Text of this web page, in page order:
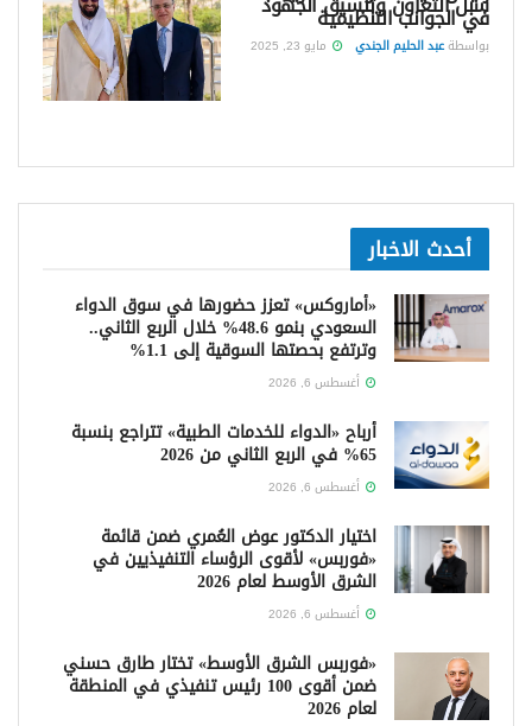
في الجوانب التنظيمية
بواسطةعبد الحليم الجندي مايو 23, 2025
أحدث الاخبار
«أماروكس» تعزز حضورها في سوق الدواء
السعودي بنمو 48.6% خلال الربع الثاني..
وترتفع بحصتها السوقية إلى 1.1%
أغسطس 6, 2026
أرباح «الدواء للخدمات الطبية» تتراجع بنسبة
65% في الربع الثاني من 2026
أغسطس 6, 2026
اختيار الدكتور عوض العُمري ضمن قائمة
«فوربس» لأقوى الرؤساء التنفيذيين في
الشرق الأوسط لعام 2026
أغسطس 6, 2026
«فوربس الشرق الأوسط» تختار طارق حسني
ضمن أقوى 100 رئيس تنفيذي في المنطقة
لعام 2026